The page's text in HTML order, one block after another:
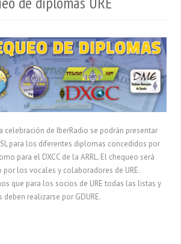
celebración de IberRadio se podrán presentar
para los diferentes diplomas concedidos por
para el DXCC de la ARRL. El chequeo será
por los vocales y colaboradores de URE.
que para los socios de URE todas las listas y
deben realizarse por GDURE.